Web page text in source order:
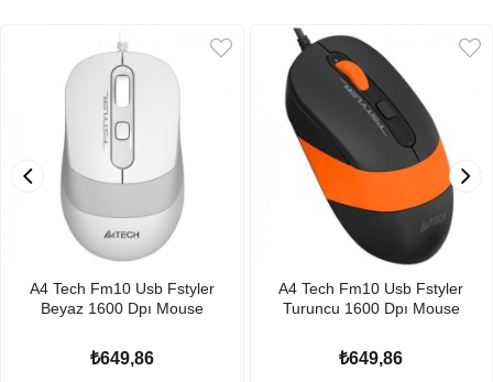
A4 Tech Fm10 Usb Fstyler
Beyaz 1600 Dpı Mouse
₺649,86
A4 Tech Fm10 Usb Fstyler
Turuncu 1600 Dpı Mouse
₺649,86